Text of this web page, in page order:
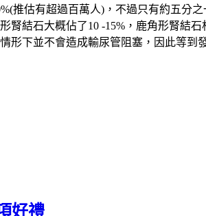
推估有超過百萬人) ，不過只有約五分
腎結石大概佔了10 -15% ，鹿角形腎結
下並不會造成輸尿管阻塞，因此等到
好禮